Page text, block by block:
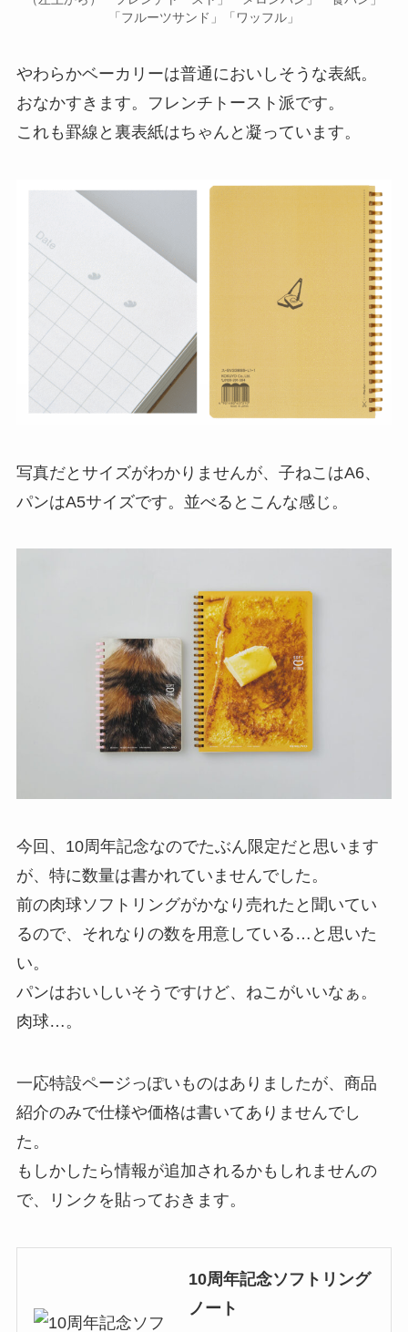
「フルーツサンド」「ワッフル」
やわらかベーカリーは普通においしそうな表紙。
おなかすきます。フレンチトースト派です。
これも罫線と裏表紙はちゃんと凝っています。
写真だとサイズがわかりませんが、子ねこはA6、
パンはA5サイズです。並べるとこんな感じ。
今回、10周年記念なのでたぶん限定だと思います
が、特に数量は書かれていませんでした。
前の肉球ソフトリングがかなり売れたと聞いてい
るので、それなりの数を用意している…と思いた
い。
パンはおいしいそうですけど、ねこがいいなぁ。
肉球…。
一応特設ページっぽいものはありましたが、商品
紹介のみで仕様や価格は書いてありませんでし
た。
もしかしたら情報が追加されるかもしれませんの
で、リンクを貼っておきます。
10周年記念ソフトリング
ノート